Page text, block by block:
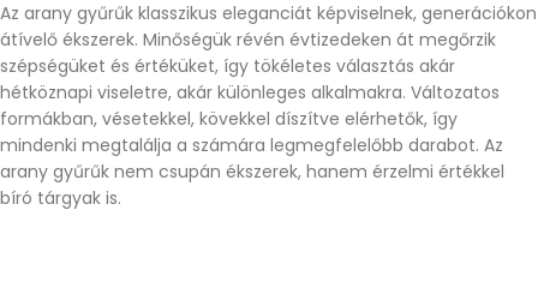
Az arany gyűrűk klasszikus eleganciát képviselnek, generációkon
átívelő ékszerek. Minőségük révén évtizedeken át megőrzik
szépségüket és értéküket, így tökéletes választás akár
hétköznapi viseletre, akár különleges alkalmakra. Változatos
formákban, vésetekkel, kövekkel díszítve elérhetők, így
mindenki megtalálja a számára legmegfelelőbb darabot. Az
arany gyűrűk nem csupán ékszerek, hanem érzelmi értékkel
bíró tárgyak is.